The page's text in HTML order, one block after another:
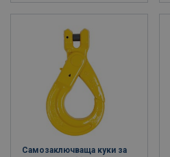
Самозаключваща куки за